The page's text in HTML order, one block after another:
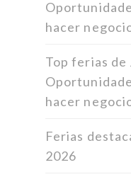
hacer
Top ferias de
hacer
Ferias
2026